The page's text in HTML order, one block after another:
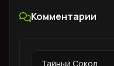
Комментарии